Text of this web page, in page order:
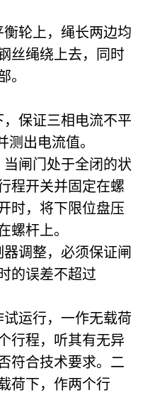
轮上，绳长两边均
丝绳绕上去，同时
。
保证三相电流不平
测出电流值。
闸门处于全闭的状
程开关并固定在螺
时，将下限位盘压
螺杆上。
调整，必须保证闸
的误差不超过
运行，一作无载荷
行程，听其有无异
符合技术要求。二
荷下，作两个行